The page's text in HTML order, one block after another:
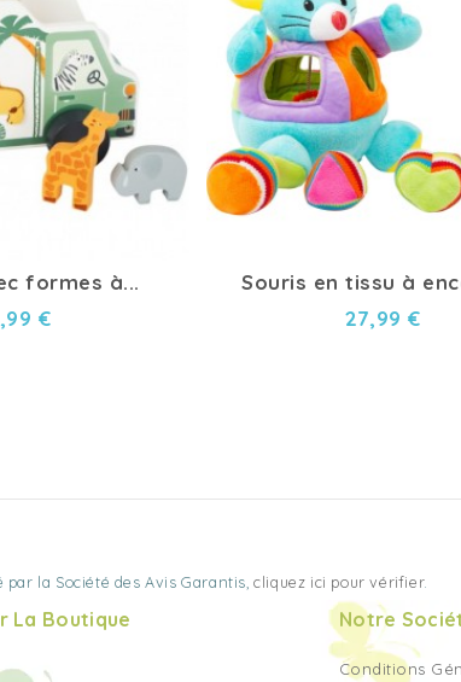
formes à...
€
Souris en tissu à
27,99 €
par la Société des Avis Garantis,cliquez ici pour vérifier.
La Boutique Notre
Conditions